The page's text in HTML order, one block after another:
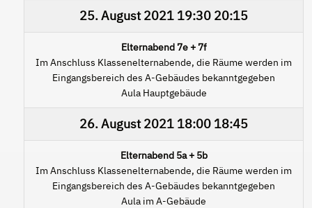
25. August 2021 19:30 20:15
Elternabend 7e + 7f
Im Anschluss Klassenelternabende, die Räume werden im
Eingangsbereich des A-Gebäudes bekanntgegeben
Aula Hauptgebäude
26. August 2021 18:00 18:45
Elternabend 5a + 5b
Im Anschluss Klassenelternabende, die Räume werden im
Eingangsbereich des A-Gebäudes bekanntgegeben
Aula im A-Gebäude